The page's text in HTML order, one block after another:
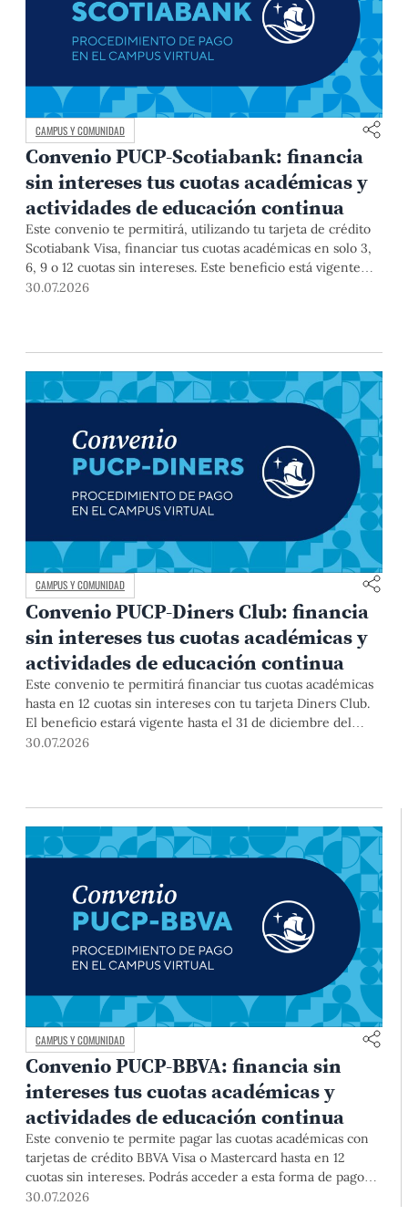
CAMPUS Y COMUNIDAD
Convenio PUCP-Scotiabank: financia
sin intereses tus cuotas académicas y
actividades de educación continua
Este convenio te permitirá, utilizando tu tarjeta de crédito
Scotiabank Visa, financiar tus cuotas académicas en solo 3,
6, 9 o 12 cuotas sin intereses. Este beneficio está vigente
hasta el 31 de diciembre de 2026, y aplica para pagos de
30.07.2026
CAMPUS Y COMUNIDAD
Convenio PUCP-Diners Club: financia
sin intereses tus cuotas académicas y
actividades de educación continua
Este convenio te permitirá financiar tus cuotas académicas
hasta en 12 cuotas sin intereses con tu tarjeta Diners Club.
El beneficio estará vigente hasta el 31 de diciembre del
2026 para pregrado y posgrado, así como para deudas de
30.07.2026
CAMPUS Y COMUNIDAD
Convenio PUCP-BBVA: financia sin
intereses tus cuotas académicas y
actividades de educación continua
Este convenio te permite pagar las cuotas académicas con
tarjetas de crédito BBVA Visa o Mastercard hasta en 12
cuotas sin intereses. Podrás acceder a esta forma de pago
hasta el 31 de diciembre del 2026 para pregrado y posgrado,
30.07.2026